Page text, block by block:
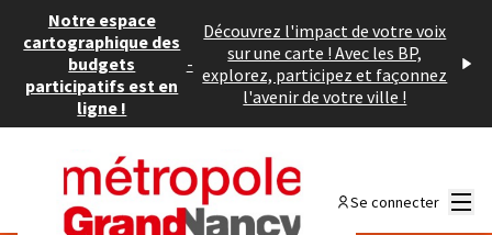
Notre espace
cartographique des
budgets
participatifs est en
ligne !
-
Découvrez l'impact de votre voix
sur une carte ! Avec les BP,
explorez, participez et façonnez
l'avenir de votre ville !
Se connecter
Panneau de gestion des cookies